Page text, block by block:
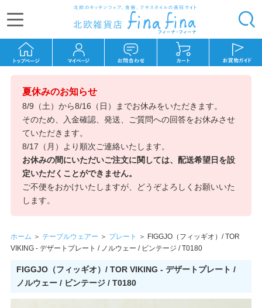
夏休みのお知らせ
8/9（土）から8/16（日）までお休みをいただきます。
そのため、入金確認、発送、ご質問への回答をお休みさせ
ていただきます。
8/17（月）より順次ご連絡いたします。
お休みの間にいただいご注文に関しては、配送希望日を設
定いただくことができません。
ご不便をおかけいたしますが、どうぞよろしくお願いいた
します。
ホーム ＞ テーブルウェアー ＞ プレート ＞ FIGGJO（フィッギオ）/ TOR
VIKING - デザートプレート / ノルウェー / ビンテージ / T0180
FIGGJO（フィッギオ）/ TOR VIKING - デザートプレート /
ノルウェー / ビンテージ / T0180